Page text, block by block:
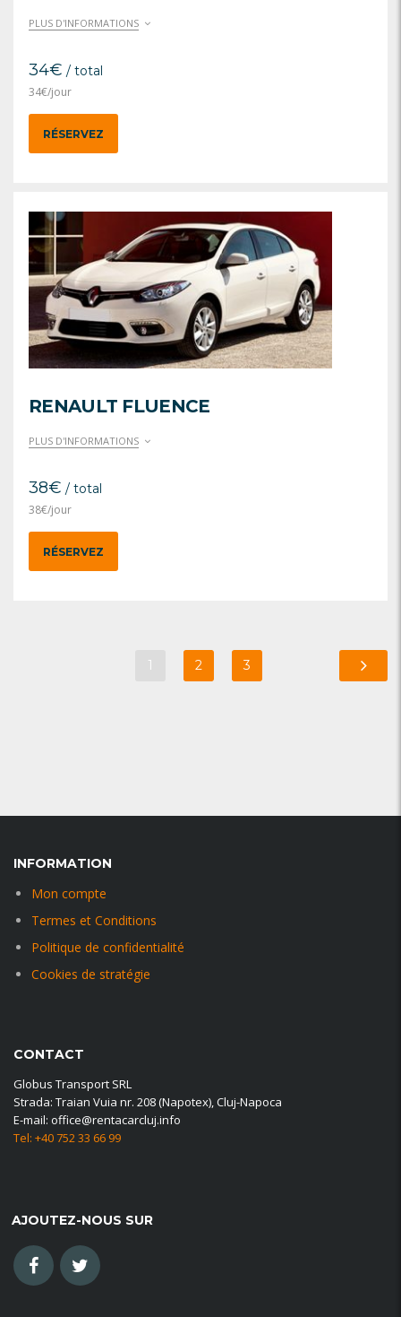
PLUS D'INFORMATIONS
34€ / total
34€/jour
RÉSERVEZ
RENAULT FLUENCE
PLUS D'INFORMATIONS
38€ / total
38€/jour
RÉSERVEZ
1 2 3
INFORMATION
Mon compte
Termes et Conditions
Politique de confidentialité
Cookies de stratégie
CONTACT
Globus Transport SRL
Strada: Traian Vuia nr. 208 (Napotex), Cluj-Napoca
E-mail: office@rentacarcluj.info
Tel: +40 752 33 66 99
AJOUTEZ-NOUS SUR